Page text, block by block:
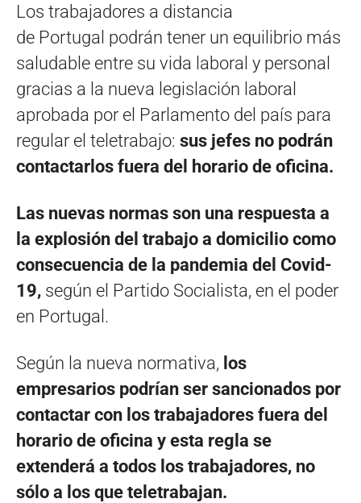
Los trabajadores a distancia
de Portugal podrán tener un equilibrio más
saludable entre su vida laboral y personal
gracias a la nueva legislación laboral
aprobada por el Parlamento del país para
regular el teletrabajo: sus jefes no podrán
contactarlos fuera del horario de oficina.
Las nuevas normas son una respuesta a
la explosión del trabajo a domicilio como
consecuencia de la pandemia del Covid-
19, según el Partido Socialista, en el poder
en Portugal.
Según la nueva normativa, los
empresarios podrían ser sancionados por
contactar con los trabajadores fuera del
horario de oficina y esta regla se
extenderá a todos los trabajadores, no
sólo a los que teletrabajan.